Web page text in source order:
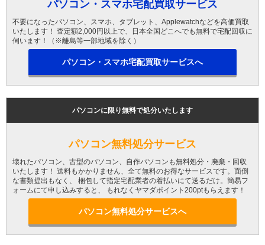
パソコン・スマホ宅配買取サービス
不要になったパソコン、スマホ、タブレット、Applewatchなどを高価買取
いたします！ 査定額2,000円以上で、日本全国どこへでも無料で宅配回収に
伺います！（※離島等一部地域を除く）
パソコン・スマホ宅配買取サービスへ
パソコンに限り無料で処分いたします
パソコン無料処分サービス
壊れたパソコン、古型のパソコン、自作パソコンも無料処分・廃棄・回収
いたします！ 送料もかかりません、全て無料のお得なサービスです。面倒
な書類提出もなく、 梱包して指定宅配業者の着払いにて送るだけ。簡易フ
ォームにて申し込みすると、 もれなくヤマダポイント200ptもらえます！
パソコン無料処分サービスへ